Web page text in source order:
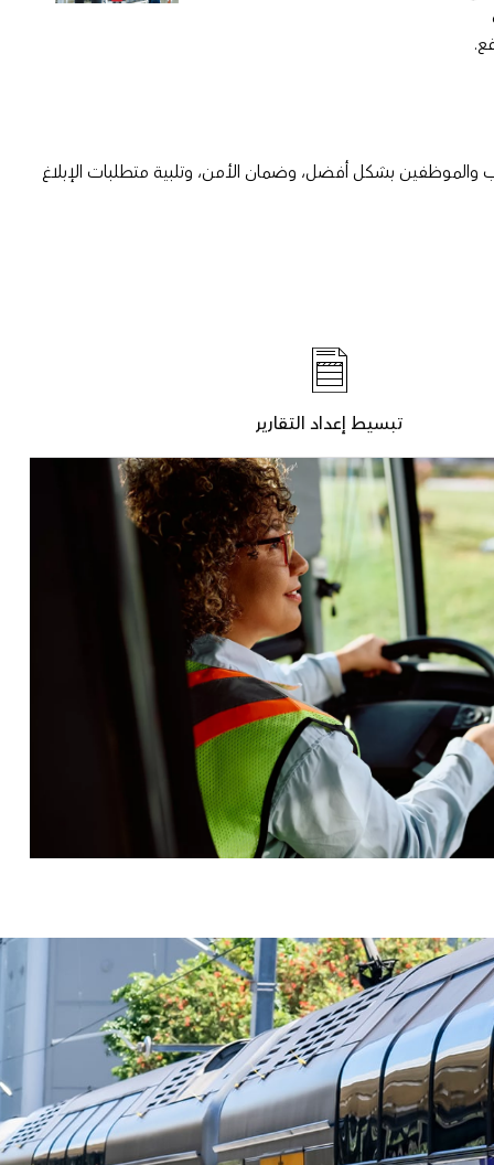
بشكل أفضل، وضمان الأمن، وتلبية متطلبات الإبلاغ
تبسيط إعداد التقارير